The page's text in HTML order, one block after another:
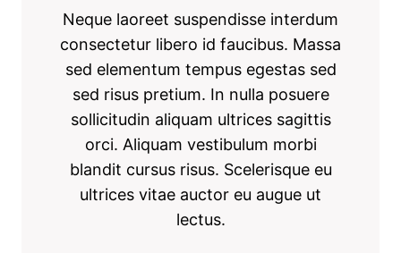
Neque laoreet suspendisse interdum
consectetur libero id faucibus. Massa
sed elementum tempus egestas sed
sed risus pretium. In nulla posuere
sollicitudin aliquam ultrices sagittis
orci. Aliquam vestibulum morbi
blandit cursus risus. Scelerisque eu
ultrices vitae auctor eu augue ut
lectus.